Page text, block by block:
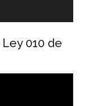
010 de